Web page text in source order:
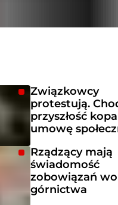
Związkowcy
protestują.
przyszłość
umowę
Rządzący mają
świadomość
zobowiązań
górnictwa